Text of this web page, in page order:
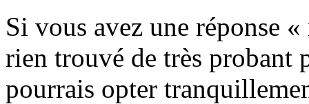
Si vous avez une réponse
rien trouvé de très probant
pourrais opter